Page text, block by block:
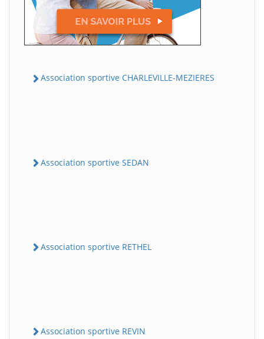
Association sportive CHARLEVILLE-MEZIERES
Association sportive SEDAN
Association sportive RETHEL
Association sportive REVIN